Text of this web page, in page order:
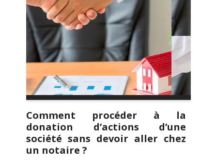
Comment procéder à la
donation d’actions d’une
société sans devoir aller chez
un notaire ?